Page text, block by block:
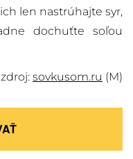
len nastrúhajte syr,
dochuťte soľou
zdroj: sovkusom.ru (M)